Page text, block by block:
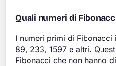
Quali numeri di
I numeri primi di
89, 233, 1597 e altri.
Fibonacci che non hanno